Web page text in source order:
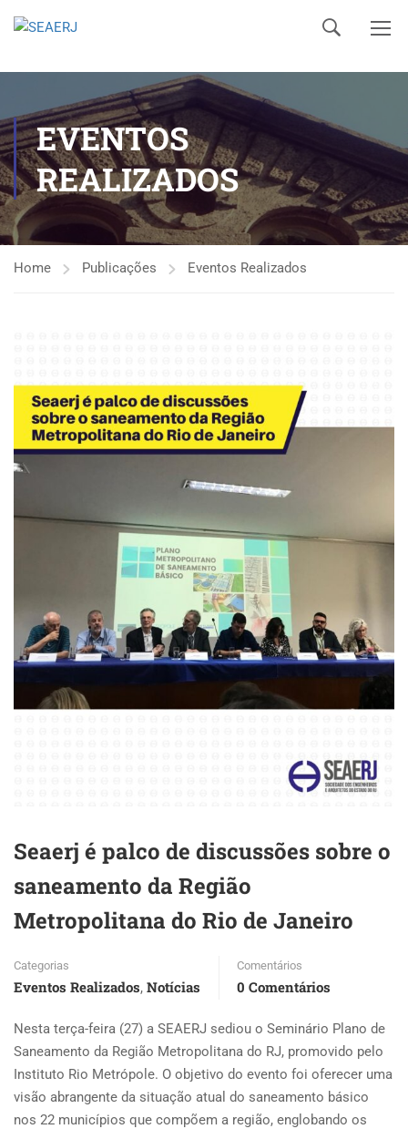
EVENTOS
REALIZADOS
Home Publicações Eventos Realizados
Seaerj é palco de discussões sobre o
saneamento da Região
Metropolitana do Rio de Janeiro
Categorias
Eventos Realizados, Notícias
Comentários
0 Comentários
Nesta terça-feira (27) a SEAERJ sediou o Seminário Plano de
Saneamento da Região Metropolitana do RJ, promovido pelo
Instituto Rio Metrópole. O objetivo do evento foi oferecer uma
visão abrangente da situação atual do saneamento básico
nos 22 municípios que compõem a região, englobando os